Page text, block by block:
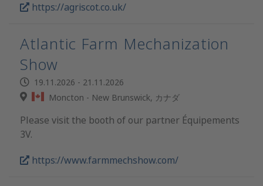
https://agriscot.co.uk/
Atlantic Farm Mechanization
Show
19.11.2026 - 21.11.2026
Moncton - New Brunswick, カナダ
Please visit the booth of our partner Équipements
3V.
https://www.farmmechshow.com/